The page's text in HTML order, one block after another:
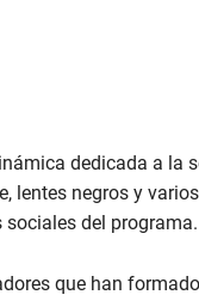
dedicada a la
lentes negros y
del programa.
que han